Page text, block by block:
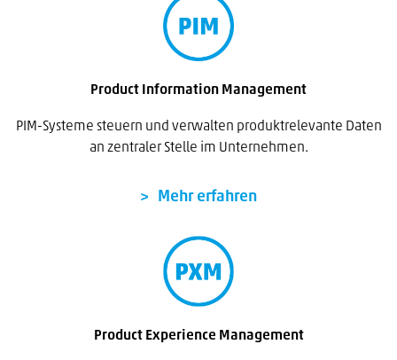
Product Information Management
PIM-Systeme steuern und verwalten produktrelevante Daten
an zentraler Stelle im Unternehmen.
Mehr erfahren
Product Experience Management